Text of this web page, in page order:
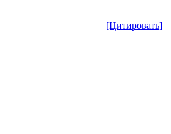
[Цитировать]